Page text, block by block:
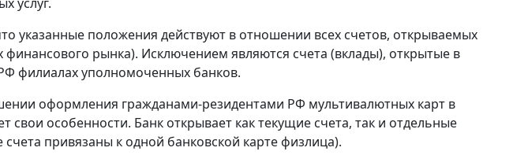
указанные положения действуют в отношении всех счетов, открываемых
рынка). Исключением являются счета (вклады), открытые в
филиалах уполномоченных банков.
оформления гражданами-резидентами РФ мультивалютных карт в
свои особенности. Банк открывает как текущие счета, так и отдельные
привязаны к одной банковской карте физлица).